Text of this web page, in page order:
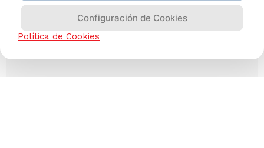
Configuración de Cookies
Política de Cookies